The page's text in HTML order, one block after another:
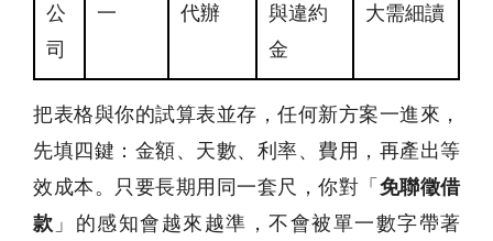
公
司
一
代辦
與違約
金
大需細讀
把表格與你的試算表並存，任何新方案一進來，
先填四鍵：金額、天數、利率、費用，再產出等
效成本。只要長期用同一套尺，你對「 免聯徵借
款 」的感知會越來越準，不會被單一數字帶著